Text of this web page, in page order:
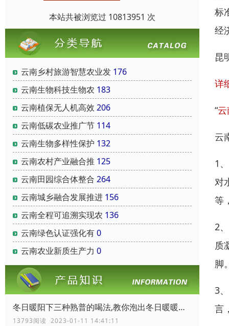
本站共被浏览过 10813951 次
云南乡村旅游智慧农业发 176
云南‌生物科技‌生物农 183
云南‌植保无人机‌高效 206
云南‌低碳农业‌推广节 114
云南‌生物多样性保护‌ 132
云南‌农村产业融合‌推 125
云南‌田园综合体‌整合 264
云南‌城乡融合发展推进 156
云南‌全程可追溯实现农 136
云南‌绿色认证‌强化有0
云南‌农业新质生产力‌ 0
冬日暖阳下三种熟普的喝法,教你泡出冬日暖暖的普洱熟茶
13793阅读 2023-01-11 14:41:11
标
经
昆
详
“云
云
1
对
等
2
质
脚
3
言